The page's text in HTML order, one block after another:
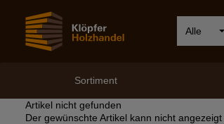
Alle
Sortiment
Artikel nicht gefunden
Der gewünschte Artikel kann nicht angezeigt